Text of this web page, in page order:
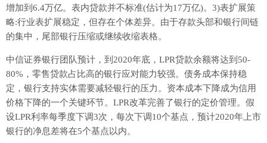
增加到6.4万亿。表内贷款并不标准(估计为17万亿)。3)表扩展策
略:行业表扩展稳定，但存在个体差异。由于存款头部和银行间链
的集中，尾部银行压缩或继续收缩表格。
中信证券银行团队预计，到2020年底，LPR贷款余额将达到50-
80%，零售贷款占比高的银行应对能力较强。债务成本保持稳
定，银行支持实体需要减轻银行的压力。资本成本下降成为信用
价格下降的一个关键环节。LPR改革完善了银行的定价管理。假
设LPR利率每季度下调3次，每次下调10个基点，预计2020年上市
银行的净息差将在5个基点以内。